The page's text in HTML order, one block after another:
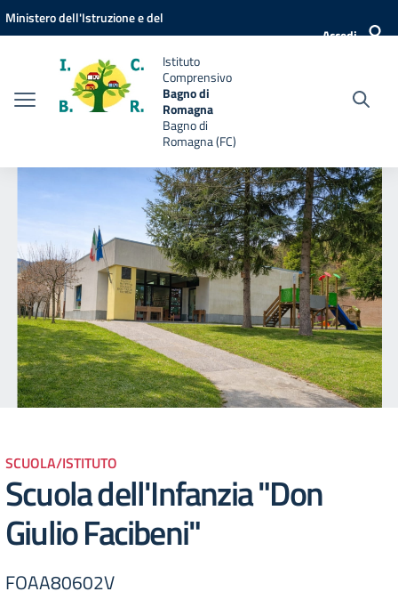
Vai ai contenuti
Vai al menu di navigazione
Vai al footer
Ministero dell'Istruzione e del
Accedi
Istituto
Comprensivo
Bagno di
Romagna
Bagno di
Romagna (FC)
SCUOLA/ISTITUTO
Scuola dell'Infanzia "Don
Giulio Facibeni"
FOAA80602V